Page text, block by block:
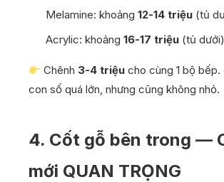
Melamine: khoảng 12-14 triệu (tủ
Acrylic: khoảng 16-17 triệu (tủ dưới)
Chênh 3-4 triệu cho cùng 1 bộ bếp.
con số quá lớn, nhưng cũng không nhỏ.
4. Cốt gỗ bên trong —
mới QUAN TRỌNG